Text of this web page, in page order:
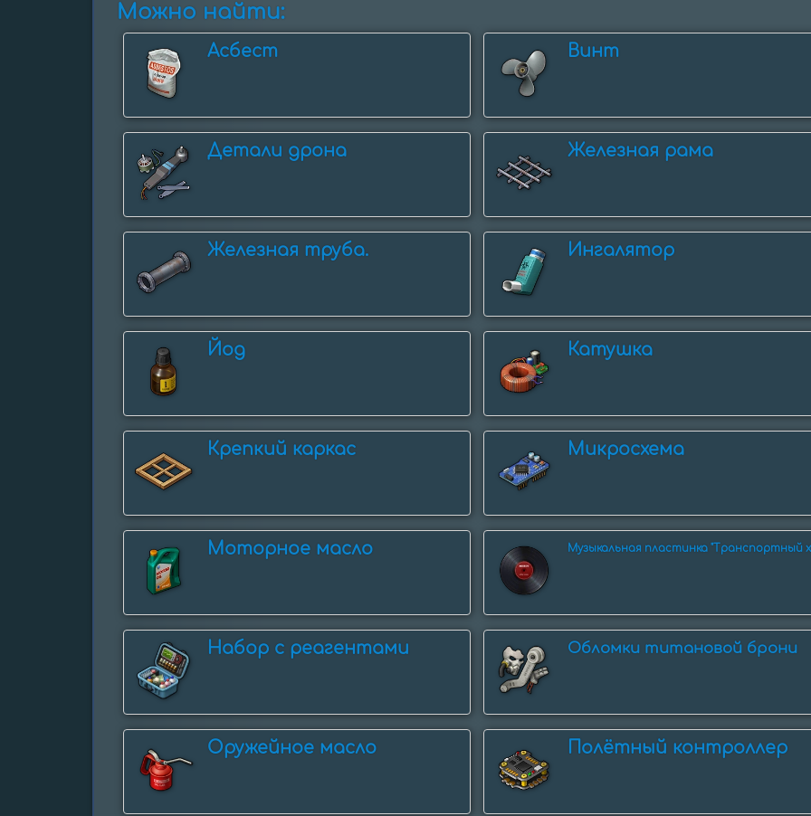
Можно найти:
Асбест Винт
Детали дрона Железная рама
Железная труба. Ингалятор
Йод Катушка
Крепкий каркас Микросхема
Моторное масло Музыкальная пластинка "Транспортный
Набор с реагентами Обломки титановой брони
Оружейное масло Полётный контроллер